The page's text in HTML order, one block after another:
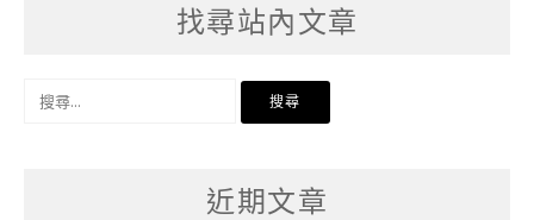
找尋站內文章
近期文章